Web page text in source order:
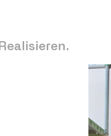
Realisieren.